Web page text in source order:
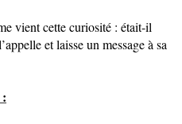
vient cette curiosité : était-il
et laisse un message à sa